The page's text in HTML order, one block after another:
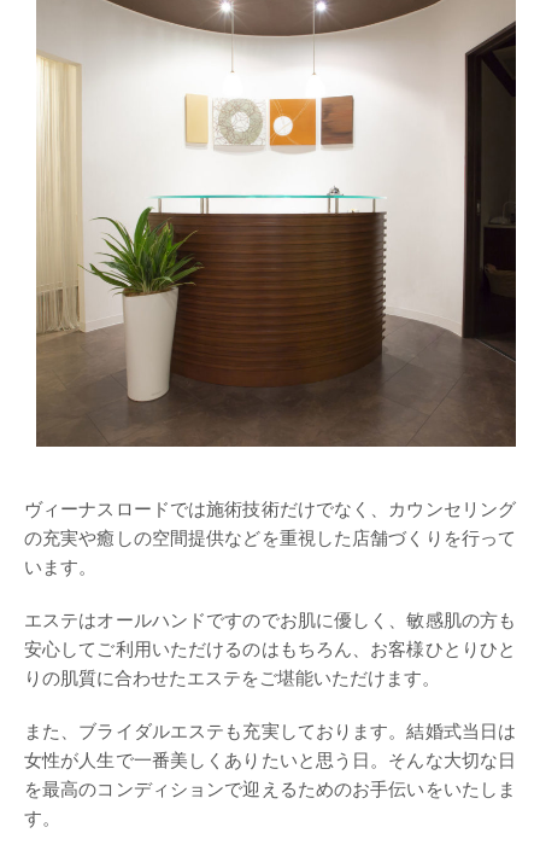
ヴィーナスロードでは施術技術だけでなく、カウンセリング
の充実や癒しの空間提供などを重視した店舗づくりを行って
います。
エステはオールハンドですのでお肌に優しく、敏感肌の方も
安心してご利用いただけるのはもちろん、お客様ひとりひと
りの肌質に合わせたエステをご堪能いただけます。
また、ブライダルエステも充実しております。結婚式当日は
女性が人生で一番美しくありたいと思う日。そんな大切な日
を最高のコンディションで迎えるためのお手伝いをいたしま
す。